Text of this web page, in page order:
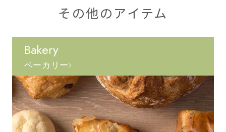
その他のアイテム
Bakery
ベーカリー